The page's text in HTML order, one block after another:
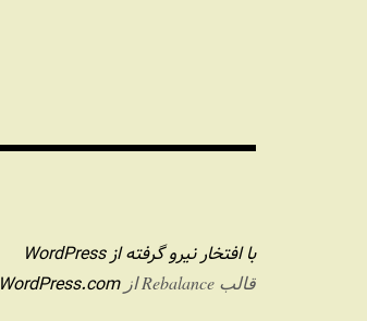
با افتخار نیرو گرفته از WordPress
قالب Rebalance از WordPress.com